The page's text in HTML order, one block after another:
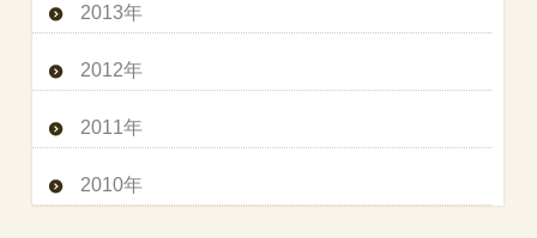
2013年
2012年
2011年
2010年